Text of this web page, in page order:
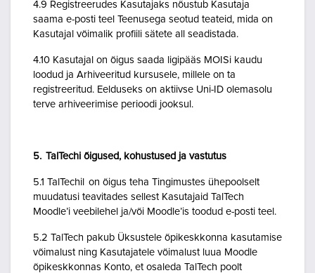
4.9 Registreerudes Kasutajaks nõustub Kasutaja
saama e-posti teel Teenusega seotud teateid, mida on
Kasutajal võimalik profiili sätete all seadistada.
4.10 Kasutajal on õigus saada ligipääs MOISi kaudu
loodud ja Arhiveeritud kursusele, millele on ta
registreeritud. Eelduseks on aktiivse Uni-ID olemasolu
terve arhiveerimise perioodi jooksul.
5. TalTechi õigused, kohustused ja vastutus
5.1 TalTechil on õigus teha Tingimustes ühepoolselt
muudatusi teavitades sellest Kasutajaid TalTech
Moodle’i veebilehel ja/või Moodle’is toodud e-posti teel.
5.2 TalTech pakub Üksustele õpikeskkonna kasutamise
võimalust ning Kasutajatele võimalust luua Moodle
õpikeskkonnas Konto, et osaleda TalTech poolt